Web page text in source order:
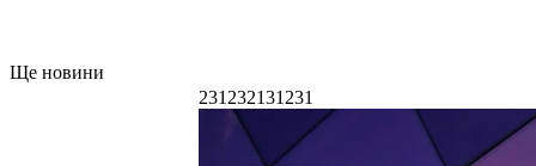
Ще новини
231232131231